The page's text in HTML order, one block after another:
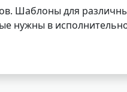
Шаблоны для
нужны в